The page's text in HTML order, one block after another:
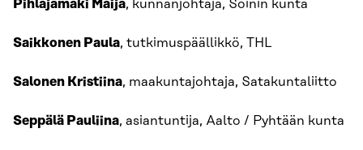
Pihlajamäki Maija, kunnanjohtaja, Soinin kunta
Saikkonen Paula, tutkimuspäällikkö, THL
Salonen Kristiina, maakuntajohtaja, Satakuntaliitto
Seppälä Pauliina, asiantuntija, Aalto / Pyhtään kunta